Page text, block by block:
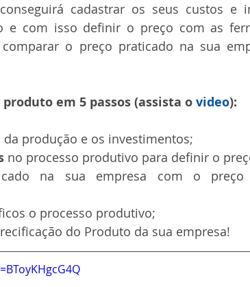
cadastrar os seus custos e
e com isso definir o preço com as
o preço praticado na sua
em 5 passos (assista o video):
da produção e os investimentos;
no processo produtivo para definir o
na sua empresa com o preço
o processo produtivo;
do Produto da sua empresa!